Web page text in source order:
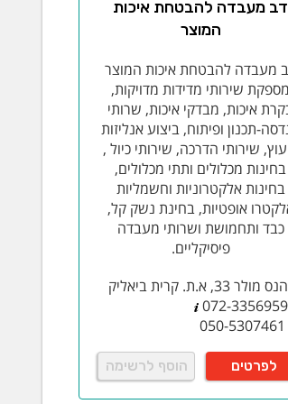
ומביאים לאישורה אצל הרשות
שלבי העבודה:
מול תחנת כיבוי האש המקומית
סידורי הבטיחות באש, תוכנית
ובחינת סידורי הבטיחות הקיימים
זאת, נדרשים בתי העסק
תהליך זה נבדקת נגישות העסק על
גם לאוכלוסייה המהווה כמעט
לכלל האוכלוסיה,ומבצעת את כל
דב מעבדה להבטחת איכות
המוצר
מעבדה להבטחת איכות המוצר
מספקת שירותי מדידות מדויקות,
איכות, מבדקי איכות, שרותי
תכנון ופיתוח, ביצוע אנליזות
שירותי הדרכה, שירותי כיול ,
בחינות מכלולים ותתי מכלולים,
בחינות אלקטרוניות וחשמליות
אופטיות, בחינת נשק קל,
כבד ותחמושת ושרותי מעבדה
פיסיקליים.
הנס מולר 33, א.ת. קרית ביאליק
072-3356959
050-5307461
לפרטים הוסף לרשימה